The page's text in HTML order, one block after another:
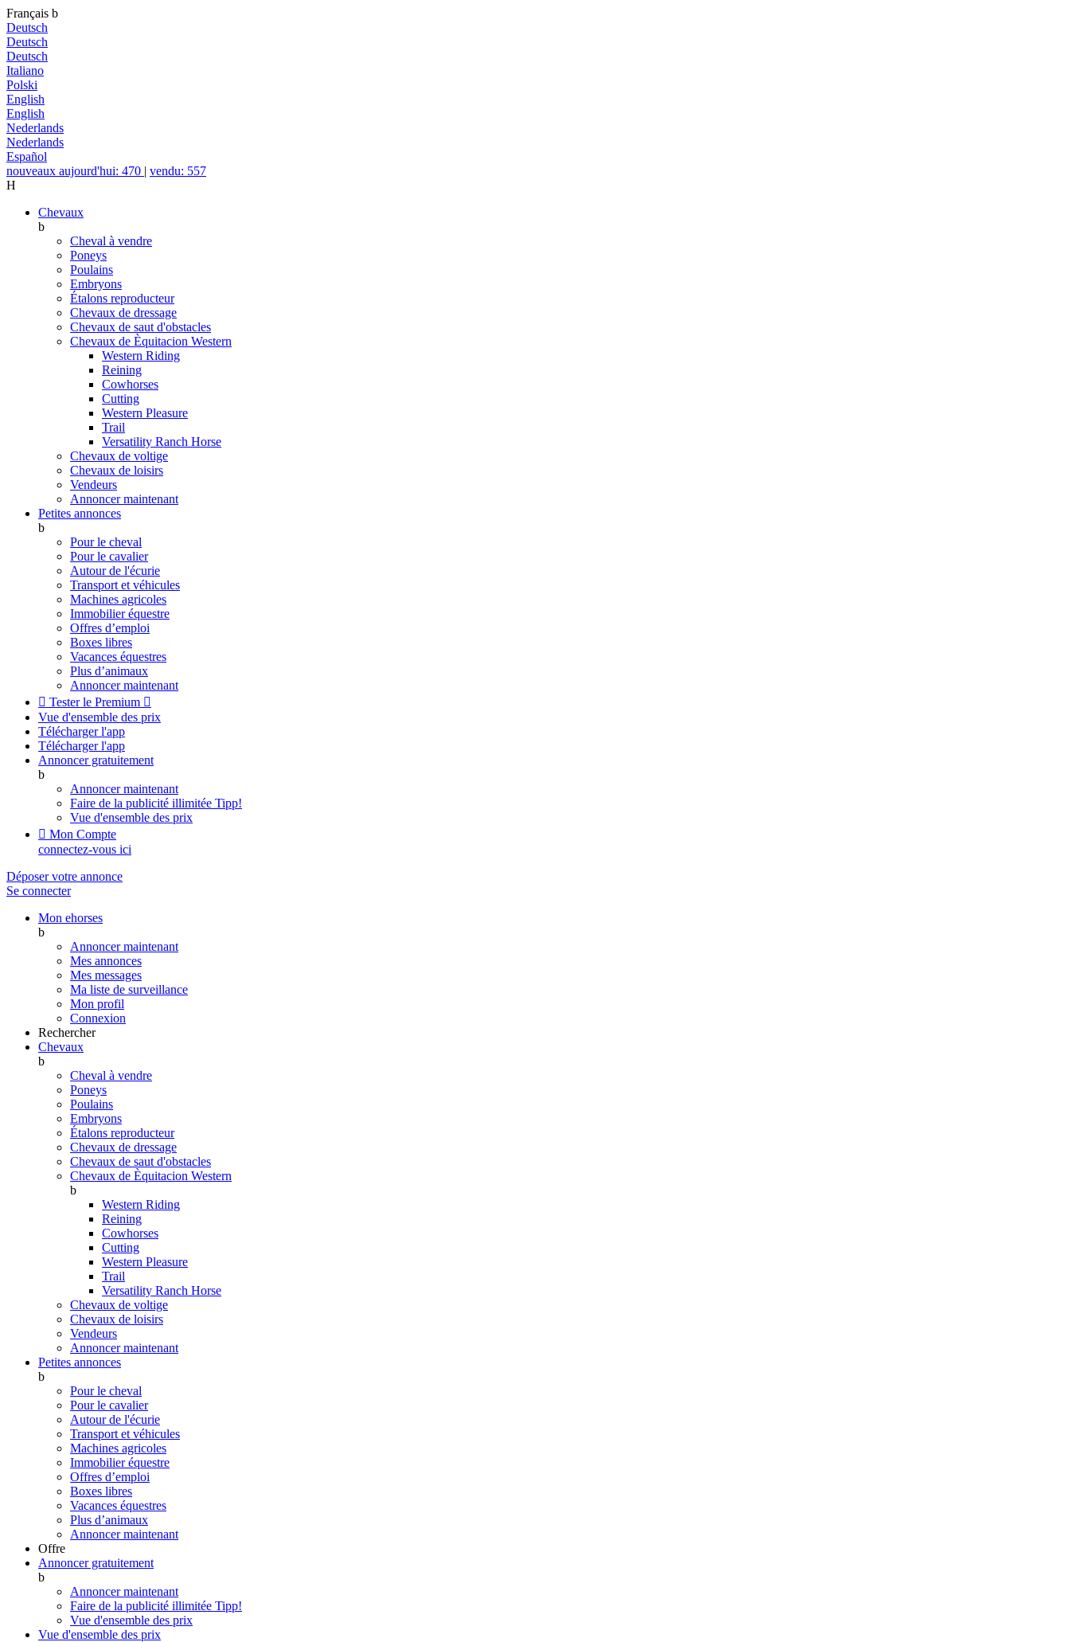
Français b
Deutsch
Deutsch
Deutsch
Italiano
Polski
English
English
Nederlands
Nederlands
Español
nouveaux aujourd'hui: 470 | vendu: 557
H
Chevaux
b
Cheval à vendre
Poneys
Poulains
Embryons
Étalons reproducteur
Chevaux de dressage
Chevaux de saut d'obstacles
Chevaux de Èquitacion Western
Western Riding
Reining
Cowhorses
Cutting
Western Pleasure
Trail
Versatility Ranch Horse
Chevaux de voltige
Chevaux de loisirs
Vendeurs
Annoncer maintenant
Petites annonces
b
Pour le cheval
Pour le cavalier
Autour de l'écurie
Transport et véhicules
Machines agricoles
Immobilier équestre
Offres d’emploi
Boxes libres
Vacances équestres
Plus d’animaux
Annoncer maintenant
 Tester le Premium 
Vue d'ensemble des prix
Télécharger l'app
Télécharger l'app
Annoncer gratuitement
b
Annoncer maintenant
Faire de la publicité illimitée Tipp!
Vue d'ensemble des prix
 Mon Compte
connectez-vous ici
Déposer votre annonce
Se connecter
Mon ehorses
b
Annoncer maintenant
Mes annonces
Mes messages
Ma liste de surveillance
Mon profil
Connexion
Rechercher
Chevaux
b
Cheval à vendre
Poneys
Poulains
Embryons
Étalons reproducteur
Chevaux de dressage
Chevaux de saut d'obstacles
Chevaux de Èquitacion Western
b
Western Riding
Reining
Cowhorses
Cutting
Western Pleasure
Trail
Versatility Ranch Horse
Chevaux de voltige
Chevaux de loisirs
Vendeurs
Annoncer maintenant
Petites annonces
b
Pour le cheval
Pour le cavalier
Autour de l'écurie
Transport et véhicules
Machines agricoles
Immobilier équestre
Offres d’emploi
Boxes libres
Vacances équestres
Plus d’animaux
Annoncer maintenant
Offre
Annoncer gratuitement
b
Annoncer maintenant
Faire de la publicité illimitée Tipp!
Vue d'ensemble des prix
Vue d'ensemble des prix